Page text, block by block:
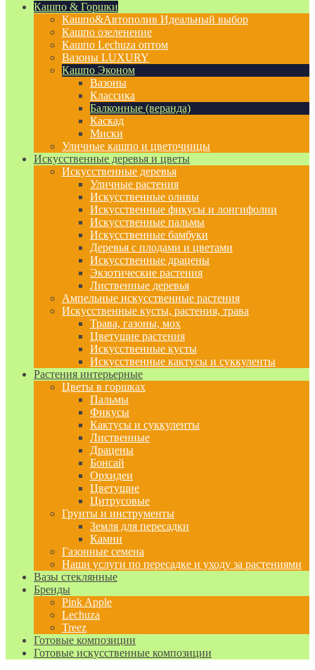
Кашпо & Горшки
Кашпо&Автополив Идеальный выбор
Кашпо озеленение
Кашпо Lechuza оптом
Вазоны LUXURY
Кашпо Эконом
Вазоны
Классика
Балконные (веранда)
Каскад
Миски
Уличные кашпо и цветочницы
Искусственные деревья и цветы
Искусственные деревья
Уличные растения
Искусственные оливы
Искусственные фикусы и лонгифолии
Искусственные пальмы
Искусственные бамбуки
Деревья с плодами и цветами
Искусственные драцены
Экзотические растения
Лиственные деревья
Ампельные искусственные растения
Искусственные кусты, растения, трава
Трава, газоны, мох
Цветущие растения
Искусственные кусты
Искусственные кактусы и суккуленты
Растения интерьерные
Цветы в горшках
Пальмы
Фикусы
Кактусы и суккуленты
Лиственные
Драцены
Бонсай
Орхидеи
Цветущие
Цитрусовые
Грунты и инструменты
Земля для пересадки
Камни
Газонные семена
Наши услуги по пересадке и уходу за растениями
Вазы стеклянные
Бренды
Pink Apple
Lechuza
Treez
Готовые композиции
Готовые искусственные композиции